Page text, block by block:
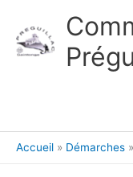
Accueil Démarches